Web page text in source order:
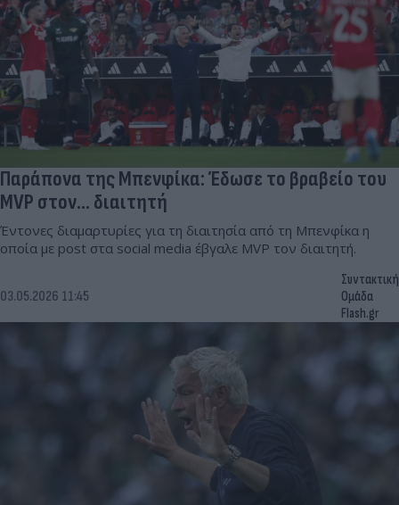
Παράπονα της Μπενφίκα: Έδωσε το βραβείο του
MVP στον... διαιτητή
Έντονες διαμαρτυρίες για τη διαιτησία από τη Μπενφίκα η
οποία με post στα social media έβγαλε MVP τον διαιτητή.
03.05.2026 11:45
Συντακτική
Ομάδα
Flash.gr